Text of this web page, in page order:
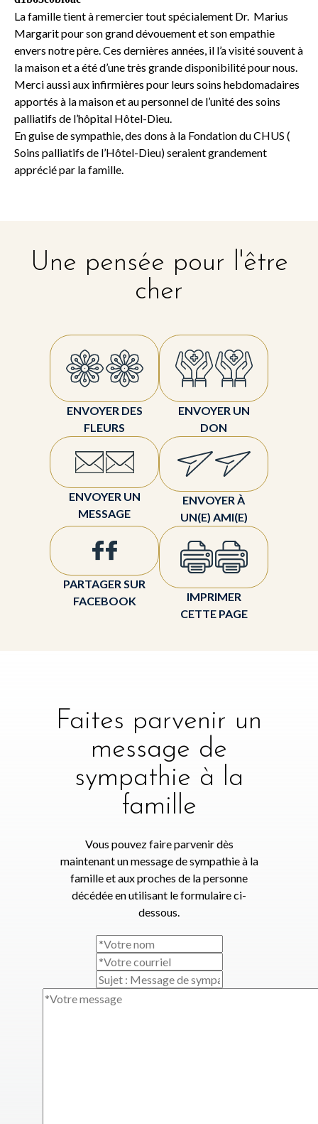
La famille tient à remercier tout spécialement Dr. Marius
Margarit pour son grand dévouement et son empathie
envers notre père. Ces dernières années, il l’a visité souvent à
la maison et a été d’une très grande disponibilité pour nous.
Merci aussi aux infirmières pour leurs soins hebdomadaires
apportés à la maison et au personnel de l’unité des soins
palliatifs de l’hôpital Hôtel-Dieu.
En guise de sympathie, des dons à la Fondation du CHUS (
Soins palliatifs de l’Hôtel-Dieu) seraient grandement
apprécié par la famille.
Une pensée pour l'être
cher
ENVOYER DES
FLEURS
ENVOYER UN
DON
ENVOYER UN
MESSAGE
ENVOYER À
UN(E) AMI(E)
PARTAGER SUR
FACEBOOK
IMPRIMER
CETTE PAGE
Faites parvenir un
message de
sympathie à la
famille
Vous pouvez faire parvenir dès
maintenant un message de sympathie à la
famille et aux proches de la personne
décédée en utilisant le formulaire ci-
dessous.